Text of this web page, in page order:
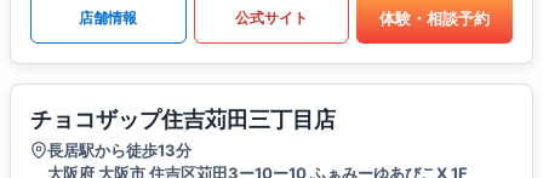
店舗情報 公式サイト 体験・相談予約
チョコザップ住吉苅田三丁目店
長居駅から徒歩13分
大阪府 大阪市 住吉区苅田3ー10ー10 ふぁみーゆあびこX 1F